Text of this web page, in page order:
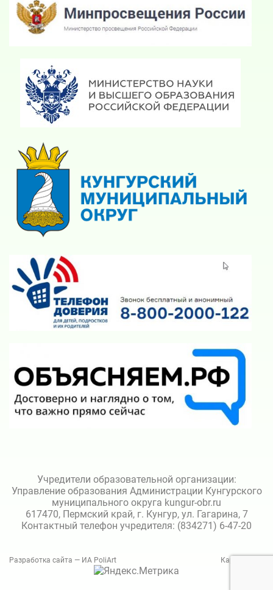
Учредители образовательной организации:
Управление образования Администрации Кунгурского
муниципального округа kungur-obr.ru
617470, Пермский край, г. Кунгур, ул. Гагарина, 7
Контактный телефон учредителя: (834271) 6-47-20
Разработка сайта — ИА PoliArt Карта сайта